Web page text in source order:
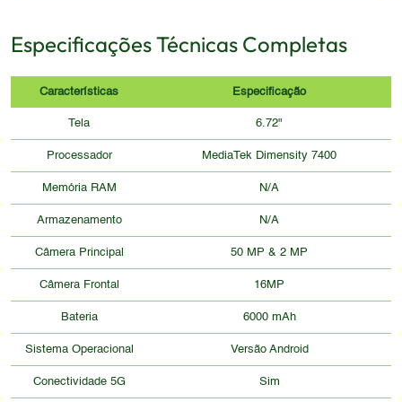
Especificações Técnicas Completas
Características Especificação
Tela 6.72"
Processador MediaTek Dimensity 7400
Memória RAM N/A
Armazenamento N/A
Câmera Principal 50 MP & 2 MP
Câmera Frontal 16MP
Bateria 6000 mAh
Sistema Operacional Versão Android
Conectividade 5G Sim